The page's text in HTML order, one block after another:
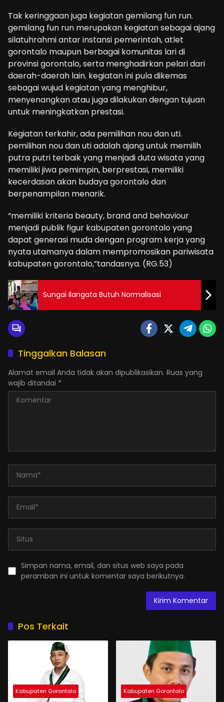
Tak keringgaan juga kegiatan gemilang fun run.
gemilang fun run merupakan kegiatan sebagai ajang
silatuhrahmi antar instansi pemerintah, atlet
gorontalo maupun berbagai komunitas lari di
provinsi gorontalo, serta menghadirkan pelari dari
daerah-daerah lain. kegiatan ini pula dikemas
sebagai wujud kegiatan yang menghibur,
menyenangkan atau juga dilakukan dengan tujuan
untuk meningkatkan prestasi.
Kegiatan terkahir, ada pemilihan nou dan uti.
pemilihan nou dan uti adalah ajang untuk memilih
putra putri terbaik yang menjadi duta wisata yang
memiliki jiwa pemimpin, berprestasi, memiliki
kecerdasan akan budaya gorontalo dan
berpenampilan menarik.
“memiliki kriteria beauty, brand and behaviour
menjadi publik figur kabupaten gorontalo yang
dapat generasi muda dengan program kerja yang
nyata utamanya dalam mempromosikan pariwisata
kabupaten gorontalo,”tandasnya. (RG.53)
Sungai Ilangata Butuh Normalisasi
Tinggalkan Balasan
Alamat email Anda tidak akan dipublikasikan. Ruas yang
wajib ditandai *
Simpan nama, email, dan situs web saya pada
peramban ini untuk komentar saya berikutnya.
Pos Terkait
Kabupaten Gorontalo Kabupaten Gorontalo